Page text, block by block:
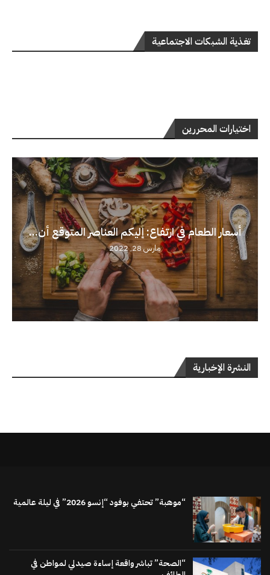
تغذية الشبكات الاجتماعية
اختيارات المحررين
أسعار الطعام في ارتفاع: إليكم العناصر المتوقع أن...
مارس 28, 2022
النشرة الإخبارية
“موهبة” تحتفي بوفود “إنسو 2026” في ليلة عالمية
“الصحة” تباشر واقعة إساءة صيدلي لمواطن في